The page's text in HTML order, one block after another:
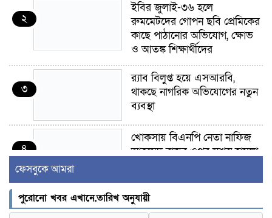
২
ইবির জুলাই-৩৬ হলে
রুমমেটদের গোপন ছবি প্রেমিকের
কাছে পাঠানোর অভিযোগ, ক্ষোভ
ও আতঙ্ক শিক্ষার্থীদের
৩
র‍্যাব বিলুপ্ত হয়ে এসআরবি,
থাকছে নাগরিক অভিযোগের নতুন
ব্যবস্থা
৪
খোকসায় বিএনপি নেতা নাফিজ
আহমেদ রাজুর ওপর সশস্ত্র হামলা,
৫
সাঈদীর ছবিতে জুতা
নিক্ষেপকারীরা ‘জারজ সন্তান’:
ফেসবুকে আমরা
পুরোনো খবর এখানে,তারিখ অনুযায়ী